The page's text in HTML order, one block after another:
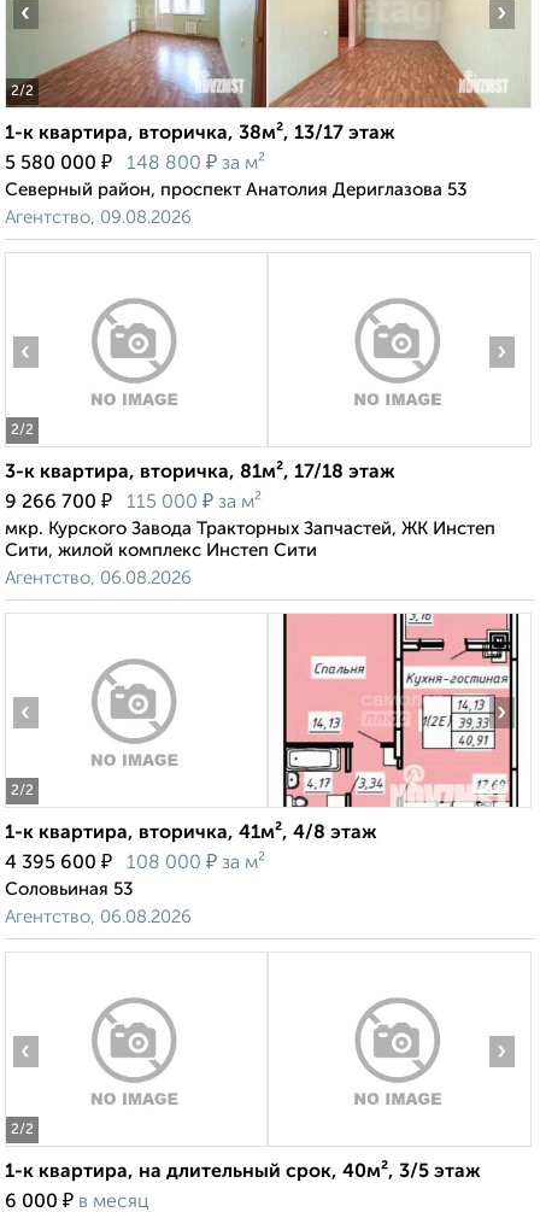
2/2
‹ ›
1-к квартира, вторичка, 38м², 13/17 этаж
5 580 000 ₽ 148 800 ₽ за м²
Северный район, проспект Анатолия Дериглазова 53
Агентство, 09.08.2026
2/2
‹ ›
3-к квартира, вторичка, 81м², 17/18 этаж
9 266 700 ₽ 115 000 ₽ за м²
мкр. Курского Завода Тракторных Запчастей, ЖК Инстеп
Сити, жилой комплекс Инстеп Сити
Агентство, 06.08.2026
2/2
‹ ›
1-к квартира, вторичка, 41м², 4/8 этаж
4 395 600 ₽ 108 000 ₽ за м²
Соловьиная 53
Агентство, 06.08.2026
2/2
‹ ›
1-к квартира, на длительный срок, 40м², 3/5 этаж
6 000 ₽ в месяц